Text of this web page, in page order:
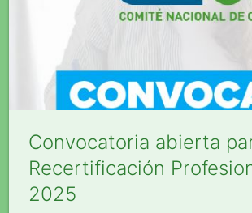
Convocatoria abierta
Recertificación
2025